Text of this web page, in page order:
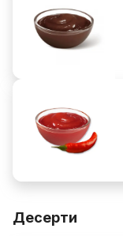
Десерти